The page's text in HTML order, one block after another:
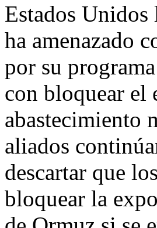
Estados
ha amenazado
por su
con bloquear el
abastecimiento
aliados
descartar que
bloquear la